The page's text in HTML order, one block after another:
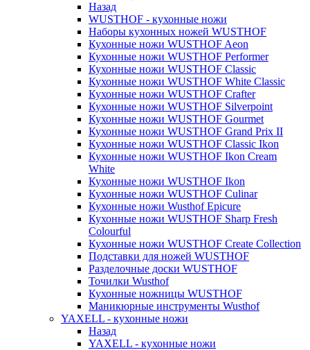
Назад
WUSTHOF - кухонные ножи
Наборы кухонных ножей WUSTHOF
Кухонные ножи WUSTHOF Aeon
Кухонные ножи WUSTHOF Performer
Кухонные ножи WUSTHOF Classic
Кухонные ножи WUSTHOF White Classic
Кухонные ножи WUSTHOF Crafter
Кухонные ножи WUSTHOF Silverpoint
Кухонные ножи WUSTHOF Gourmet
Кухонные ножи WUSTHOF Grand Prix II
Кухонные ножи WUSTHOF Classic Ikon
Кухонные ножи WUSTHOF Ikon Cream
White
Кухонные ножи WUSTHOF Ikon
Кухонные ножи WUSTHOF Culinar
Кухонные ножи Wusthof Epicure
Кухонные ножи WUSTHOF Sharp Fresh
Colourful
Кухонные ножи WUSTHOF Create Collection
Подставки для ножей WUSTHOF
Разделочные доски WUSTHOF
Точилки Wusthof
Кухонные ножницы WUSTHOF
Маникюрные инструменты Wusthof
YAXELL - кухонные ножи
Назад
YAXELL - кухонные ножи